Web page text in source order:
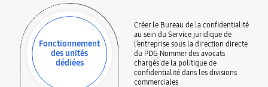
Fonctionnement
des unités
dédiées
Créer le Bureau de la confidentialité
au sein du Service juridique de
l’entreprise sous la direction directe
du PDG Nommer des avocats
chargés de la politique de
confidentialité dans les divisions
commerciales